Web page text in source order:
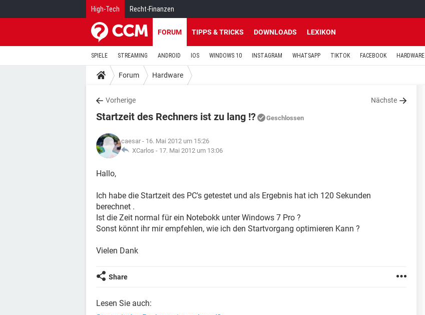
High-Tech Recht-Finanzen
FORUM TIPPS & TRICKS DOWNLOADS LEXIKON
SPIELE STREAMING ANDROID IOS WINDOWS 10 INSTAGRAM WHATSAPP TIKTOK FACEBOOK HARDWARE
Forum Hardware
Vorherige Nächste
Startzeit des Rechners ist zu lang !? Geschlossen
caesar - 16. Mai 2012 um 15:26
XCarlos - 17. Mai 2012 um 13:06
Hallo,
Ich habe die Startzeit des PC's getestet und als Ergebnis hat ich 120 Sekunden
berechnet .
Ist die Zeit normal für ein Notebokk unter Windows 7 Pro ?
Sonst könnt ihr mir empfehlen, wie ich den Startvorgang optimieren Kann ?
Vielen Dank
Share
Lesen Sie auch: